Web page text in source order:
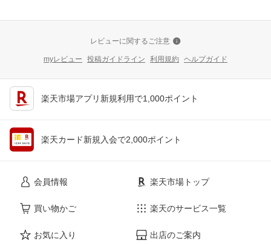
レビューに関するご注意
myレビュー 投稿ガイドライン 利用規約 ヘルプガイド
楽天市場アプリ新規利用で1,000ポイント
楽天カード新規入会で2,000ポイント
会員情報
買い物かご
お気に入り
楽天市場トップ
楽天のサービス一覧
出店のご案内